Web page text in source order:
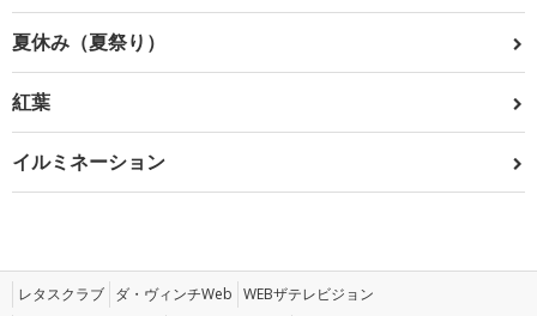
夏休み（夏祭り）
紅葉
イルミネーション
レタスクラブ ダ・ヴィンチWeb WEBザテレビジョン